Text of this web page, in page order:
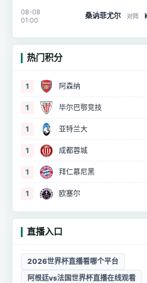
08-08
01:00
桑讷菲尤尔 对阵
热门积分
1 阿森纳
1 毕尔巴鄂竞技
1 亚特兰大
1 成都蓉城
1 拜仁慕尼黑
1 欧塞尔
直播入口
2026世界杯直播看哪个平台
阿根廷vs法国世界杯直播在线观看